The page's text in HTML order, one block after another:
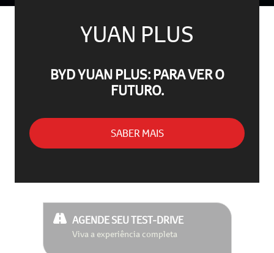
YUAN PLUS
BYD YUAN PLUS: PARA VER O
FUTURO.
SABER MAIS
AGENDE SEU TEST-DRIVE
Viva a experiência completa